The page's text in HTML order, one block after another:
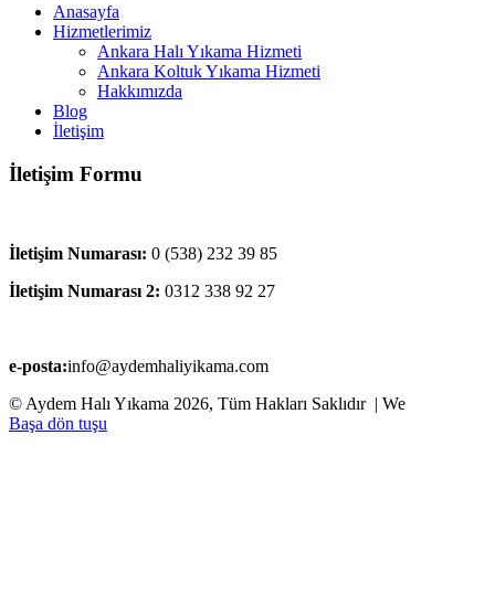
Anasayfa
Hizmetlerimiz
Ankara Halı Yıkama Hizmeti
Ankara Koltuk Yıkama Hizmeti
Hakkımızda
Blog
İletişim
İletişim Formu
İletişim Numarası: 0 (538) 232 39 85
İletişim Numarası 2: 0312 338 92 27
e-posta:info@aydemhaliyikama.com
© Aydem Halı Yıkama 2026, Tüm Hakları Saklıdır | We
Başa dön tuşu